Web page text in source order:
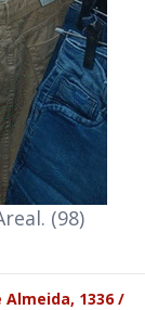
(98)
1336 /